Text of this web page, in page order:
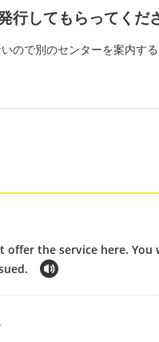
行してもらってくだ
ので別のセンターを案内す
offer the service here.